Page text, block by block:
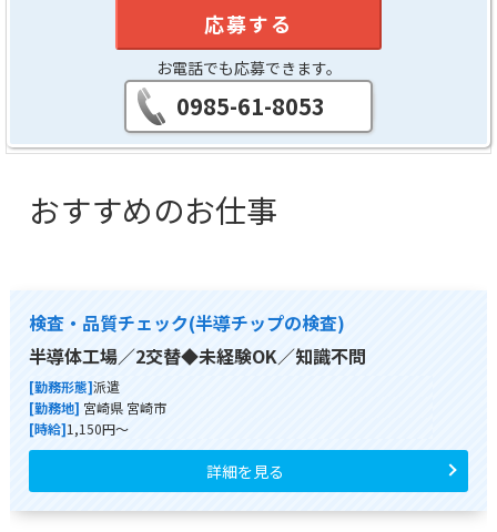
応募する
お電話でも応募できます。
0985-61-8053
おすすめのお仕事
検査・品質チェック(半導チップの検査)
半導体工場／2交替◆未経験OK／知識不問
[勤務形態]派遣
[勤務地] 宮崎県 宮崎市
[時給]1,150円～
詳細を見る